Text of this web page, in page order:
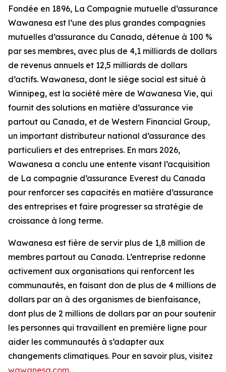
Fondée en 1896, La Compagnie mutuelle d’assurance
Wawanesa est l’une des plus grandes compagnies
mutuelles d’assurance du Canada, détenue à 100 %
par ses membres, avec plus de 4,1 milliards de dollars
de revenus annuels et 12,5 milliards de dollars
d’actifs. Wawanesa, dont le siège social est situé à
Winnipeg, est la société mère de Wawanesa Vie, qui
fournit des solutions en matière d’assurance vie
partout au Canada, et de Western Financial Group,
un important distributeur national d’assurance des
particuliers et des entreprises. En mars 2026,
Wawanesa a conclu une entente visant l’acquisition
de La compagnie d’assurance Everest du Canada
pour renforcer ses capacités en matière d’assurance
des entreprises et faire progresser sa stratégie de
croissance à long terme.
Wawanesa est fière de servir plus de 1,8 million de
membres partout au Canada. L’entreprise redonne
activement aux organisations qui renforcent les
communautés, en faisant don de plus de 4 millions de
dollars par an à des organismes de bienfaisance,
dont plus de 2 millions de dollars par an pour soutenir
les personnes qui travaillent en première ligne pour
aider les communautés à s’adapter aux
changements climatiques. Pour en savoir plus, visitez
wawanesa.com.